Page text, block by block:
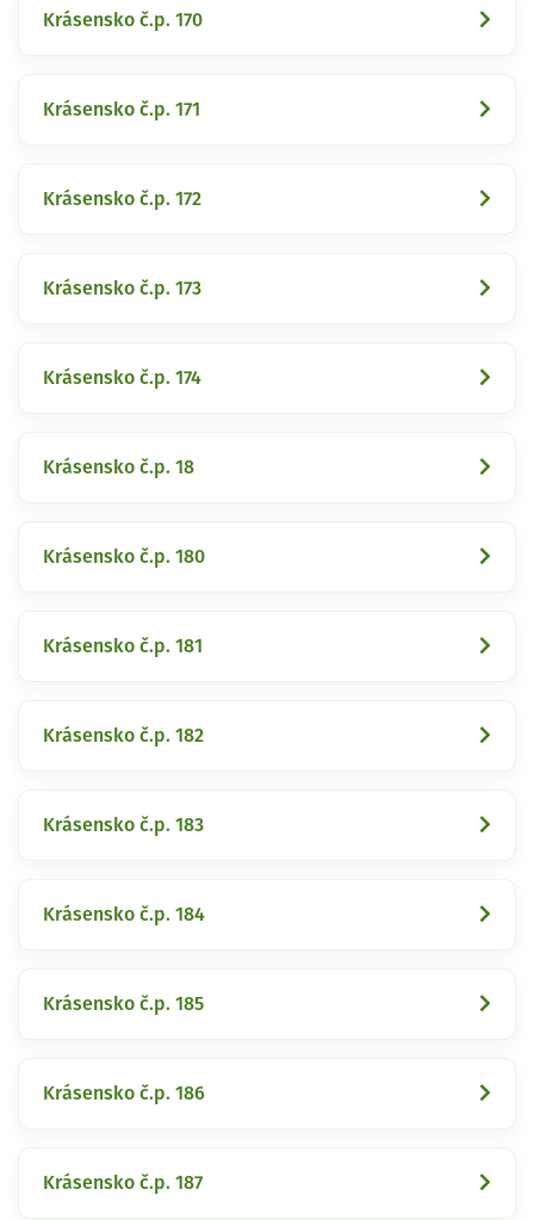
Krásensko č.p. 170
Krásensko č.p. 171
Krásensko č.p. 172
Krásensko č.p. 173
Krásensko č.p. 174
Krásensko č.p. 18
Krásensko č.p. 180
Krásensko č.p. 181
Krásensko č.p. 182
Krásensko č.p. 183
Krásensko č.p. 184
Krásensko č.p. 185
Krásensko č.p. 186
Krásensko č.p. 187